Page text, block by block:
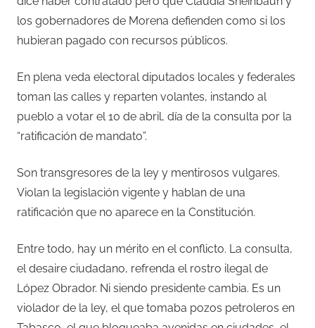
los gobernadores de Morena defienden como si los
hubieran pagado con recursos públicos.
En plena veda electoral diputados locales y federales
toman las calles y reparten volantes, instando al
pueblo a votar el 10 de abril, día de la consulta por la
“ratificación de mandato”.
Son transgresores de la ley y mentirosos vulgares.
Violan la legislación vigente y hablan de una
ratificación que no aparece en la Constitución.
Entre todo, hay un mérito en el conflicto. La consulta,
el desaire ciudadano, refrenda el rostro ilegal de
López Obrador. Ni siendo presidente cambia. Es un
violador de la ley, el que tomaba pozos petroleros en